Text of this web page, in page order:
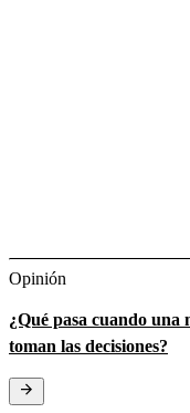
Opinión
¿Qué pasa cuando una
toman las decisiones?